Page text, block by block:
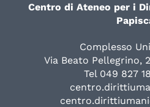
Centro di Ateneo per i
Complesso
Via Beato Pellegrino,
Tel 049 827